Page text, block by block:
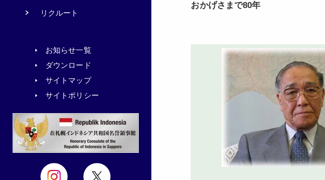
おかげさまで80年
リクルート
お知らせ一覧
ダウンロード
サイトマップ
サイトポリシー